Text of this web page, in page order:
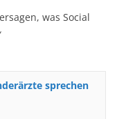
was Social
sprechen